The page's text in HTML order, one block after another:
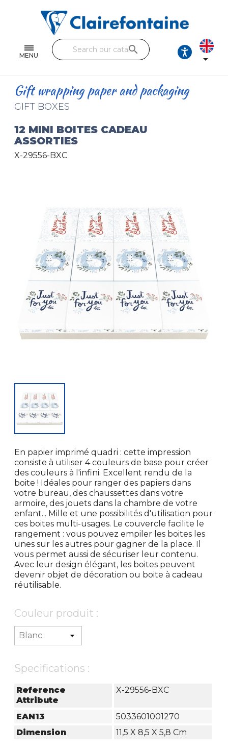
MENU
Single and double sheets
Fine arts
Handicraft
Pencil cases & Leather goods
search

Gift wrapping paper and packaging
GIFT BOXES
12 MINI BOITES CADEAU
ASSORTIES
X-29556-BXC
En papier imprimé quadri : cette impression
consiste à utiliser 4 couleurs de base pour créer
des couleurs à l'infini. Excellent rendu de la
boite ! Idéales pour ranger des papiers dans
votre bureau, des chaussettes dans votre
armoire, des jouets dans la chambre de votre
enfant... Mille et une possibilités d'utilisation pour
ces boites multi-usages. Le couvercle facilite le
rangement : vous pouvez empiler les boites les
unes sur les autres pour gagner de la place. Il
vous permet aussi de sécuriser leur contenu.
Avec leur design élégant, les boites peuvent
devenir objet de décoration ou boite à cadeau
réutilisable.
Couleur produit :
Specifications :
Reference
Attribute
X-29556-BXC
EAN13
5033601001270
Dimension
11,5 X 8,5 X 5,8 Cm